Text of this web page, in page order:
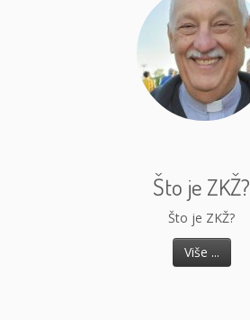
Što je ZKŽ?
Što je ZKŽ?
Više ...